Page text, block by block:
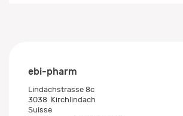
ebi-pharm
Lindachstrasse 8c
3038 Kirchlindach
Suisse